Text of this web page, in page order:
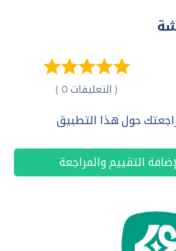
( التعليقات 0 )
حول هذا التطبيق
التقييم والمراجعة